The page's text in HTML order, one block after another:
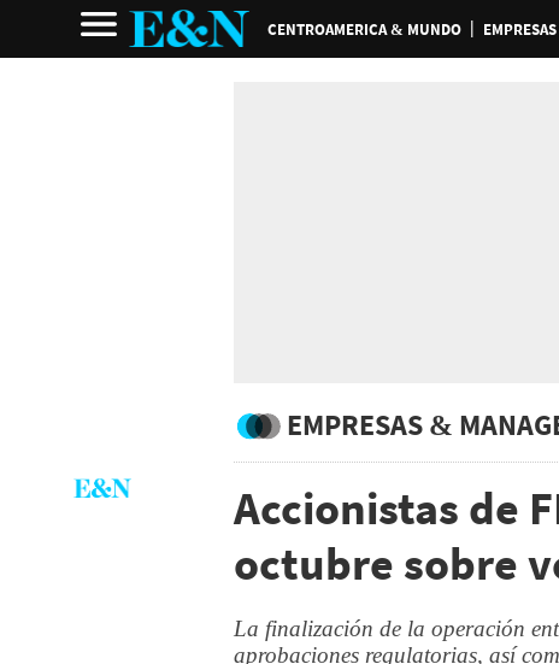
CENTROAMERICA & MUNDO
EMPRESAS &
Accionistas de
octubre sobre
La finalización de la operación
aprobaciones regulatorias, así